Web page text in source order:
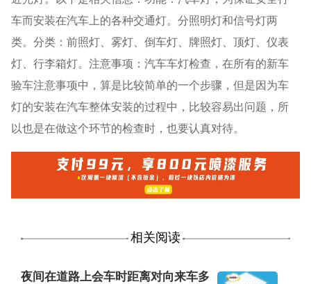
车而安装在汽车上的各种交通灯。分照明灯和信号灯两
类。分类：前照灯、雾灯、倒车灯、牌照灯、顶灯、仪表
灯、行李箱灯。注意事项：汽车车灯检查，在所有的新车
验车注意事项中，算是比较简单的一个步骤，但是因为车
灯的安装在汽车整体安装的过程中，比较容易出问题，所
以也是在做这个环节的检查时，也要认真对待。
相关阅读
夜间在道路上会车时距离对向来车多